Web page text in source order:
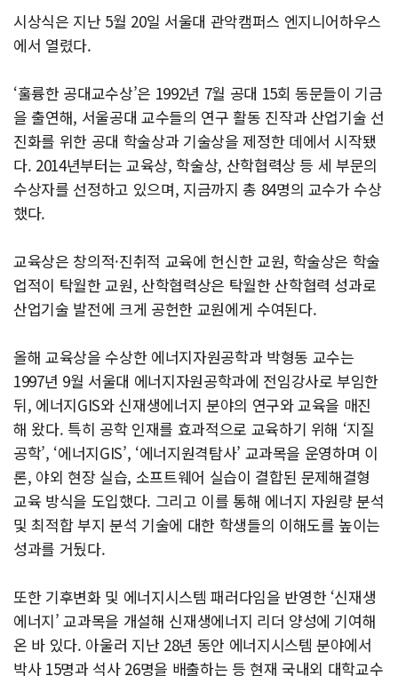
시상식은 지난 5월 20일 서울대 관악캠퍼스 엔지니어하우스
에서 열렸다.
‘훌륭한 공대교수상’은 1992년 7월 공대 15회 동문들이 기금
을 출연해, 서울공대 교수들의 연구 활동 진작과 산업기술 선
진화를 위한 공대 학술상과 기술상을 제정한 데에서 시작됐
다. 2014년부터는 교육상, 학술상, 산학협력상 등 세 부문의
수상자를 선정하고 있으며, 지금까지 총 84명의 교수가 수상
했다.
교육상은 창의적·진취적 교육에 헌신한 교원, 학술상은 학술
업적이 탁월한 교원, 산학협력상은 탁월한 산학협력 성과로
산업기술 발전에 크게 공헌한 교원에게 수여된다.
올해 교육상을 수상한 에너지자원공학과 박형동 교수는
1997년 9월 서울대 에너지자원공학과에 전임강사로 부임한
뒤, 에너지GIS와 신재생에너지 분야의 연구와 교육을 매진
해 왔다. 특히 공학 인재를 효과적으로 교육하기 위해 ‘지질
공학’, ‘에너지GIS’, ‘에너지원격탐사’ 교과목을 운영하며 이
론, 야외 현장 실습, 소프트웨어 실습이 결합된 문제해결형
교육 방식을 도입했다. 그리고 이를 통해 에너지 자원량 분석
및 최적합 부지 분석 기술에 대한 학생들의 이해도를 높이는
성과를 거뒀다.
또한 기후변화 및 에너지시스템 패러다임을 반영한 ‘신재생
에너지’ 교과목을 개설해 신재생에너지 리더 양성에 기여해
온 바 있다. 아울러 지난 28년 동안 에너지시스템 분야에서
박사 15명과 석사 26명을 배출하는 등 현재 국내외 대학교수